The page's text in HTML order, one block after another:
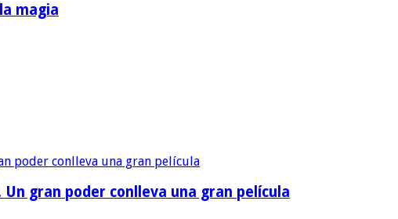
magia
gran poder conlleva una gran película